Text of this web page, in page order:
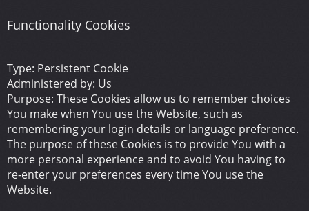
Functionality Cookies
Type: Persistent Cookie
Administered by: Us
Purpose: These Cookies allow us to remember choices
You make when You use the Website, such as
remembering your login details or language preference.
The purpose of these Cookies is to provide You with a
more personal experience and to avoid You having to
re-enter your preferences every time You use the
Website.